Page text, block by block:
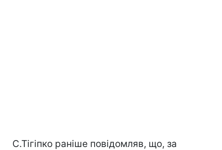
С.Тігіпко раніше повідомляв, що, за